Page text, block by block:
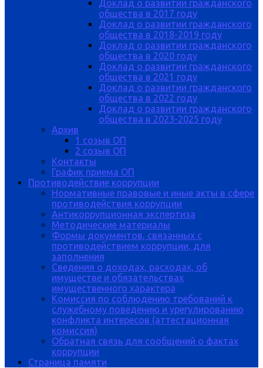
Доклад о развитии гражданского
общества в 2017 году
Доклад о развитии гражданского
общества в 2018-2019 году
Доклад о развитии гражданского
общества в 2020 году
Доклад о развитии гражданского
общества в 2021 году
Доклад о развитии гражданского
общества в 2022 году
Доклад о развитии гражданского
общества в 2023-2025 году
Архив
1 созыв ОП
2 созыв ОП
Контакты
График приема ОП
Противодействие коррупции
Нормативные правовые и иные акты в сфере
противодействия коррупции
Антикоррупционная экспертиза
Методические материалы
Формы документов, связанных с
противодействием коррупции, для
заполнения
Сведения о доходах, расходах, об
имуществе и обязательствах
имущественного характера
Комиссия по соблюдению требований к
служебному поведению и урегулированию
конфликта интересов (аттестационная
комиссия)
Обратная связь для сообщений о фактах
коррупции
Страница памяти